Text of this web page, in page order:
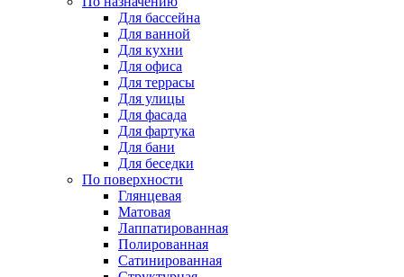
Для бассейна
Для ванной
Для кухни
Для офиса
Для террасы
Для улицы
Для фасада
Для фартука
Для бани
Для беседки
По поверхности
Глянцевая
Матовая
Лаппатированная
Полированная
Сатинированная